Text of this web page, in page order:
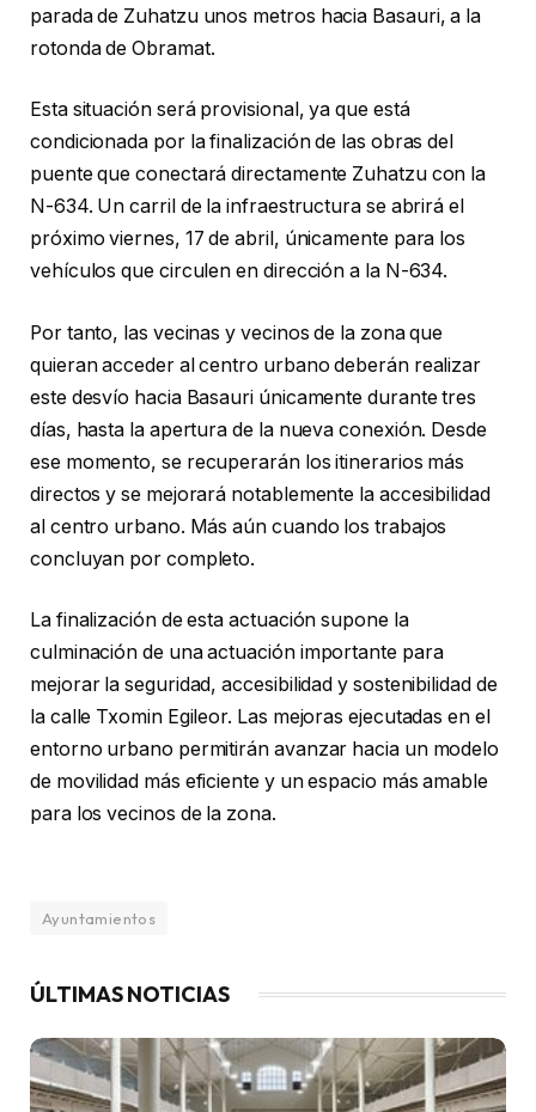
parada de Zuhatzu unos metros hacia Basauri, a la
rotonda de Obramat.
Esta situación será provisional, ya que está
condicionada por la finalización de las obras del
puente que conectará directamente Zuhatzu con la
N-634. Un carril de la infraestructura se abrirá el
próximo viernes, 17 de abril, únicamente para los
vehículos que circulen en dirección a la N-634.
Por tanto, las vecinas y vecinos de la zona que
quieran acceder al centro urbano deberán realizar
este desvío hacia Basauri únicamente durante tres
días, hasta la apertura de la nueva conexión. Desde
ese momento, se recuperarán los itinerarios más
directos y se mejorará notablemente la accesibilidad
al centro urbano. Más aún cuando los trabajos
concluyan por completo.
La finalización de esta actuación supone la
culminación de una actuación importante para
mejorar la seguridad, accesibilidad y sostenibilidad de
la calle Txomin Egileor. Las mejoras ejecutadas en el
entorno urbano permitirán avanzar hacia un modelo
de movilidad más eficiente y un espacio más amable
para los vecinos de la zona.
Ayuntamientos
ÚLTIMAS NOTICIAS